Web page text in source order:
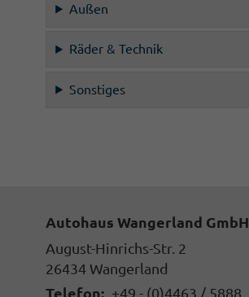
Außen
Räder & Technik
Sonstiges
Autohaus Wangerland GmbH
August-Hinrichs-Str. 2
26434 Wangerland
Telefon: +49 - (0)4463 / 5888